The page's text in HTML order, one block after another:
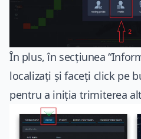
În plus, în secțiunea
localizați și faceți click pe
pentru a iniția trimiterea